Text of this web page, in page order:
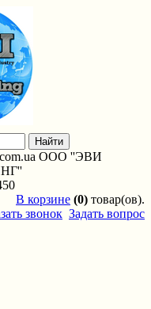
ООО ''ЭВИ
В корзине (0) товар(ов).
звонок Задать вопрос